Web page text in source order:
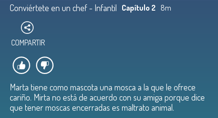
Conviértete en un chef - Infantil Capítulo 2 8m
COMPARTIR
Marta tiene como mascota una mosca a la que le ofrece
cariño. Mirta no está de acuerdo con su amiga porque dice
que tener moscas encerradas es maltrato animal.